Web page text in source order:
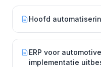
Hoofd
ERP voor
implementatie